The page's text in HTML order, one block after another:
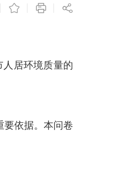
居环境质量的
要依据。本问卷